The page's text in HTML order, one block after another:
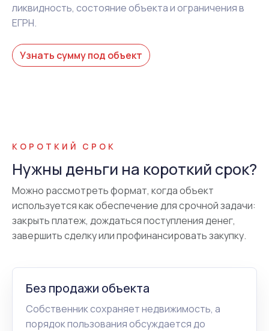
ликвидность, состояние объекта и ограничения в
ЕГРН.
Узнать сумму под объект
КОРОТКИЙ СРОК
Нужны деньги на короткий срок?
Можно рассмотреть формат, когда объект
используется как обеспечение для срочной задачи:
закрыть платеж, дождаться поступления денег,
завершить сделку или профинансировать закупку.
Без продажи объекта
Собственник сохраняет недвижимость, а
порядок пользования обсуждается до